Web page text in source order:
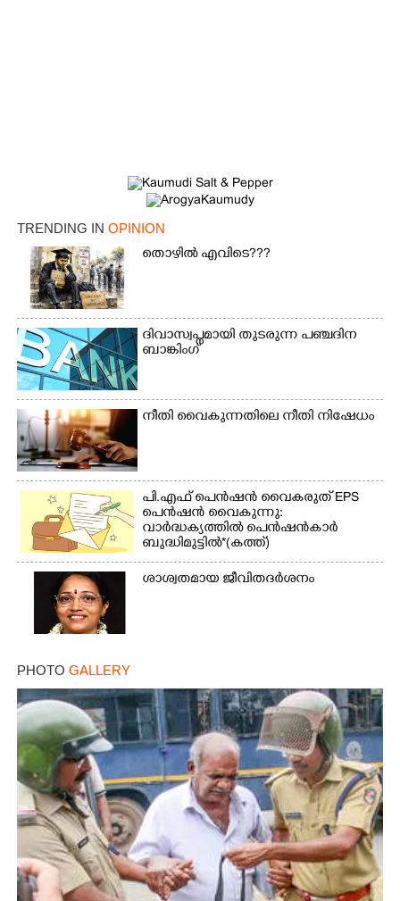
TRENDING IN OPINION
തൊഴിൽ എവിടെ???
ദിവാസ്വപ്നമായി തുടരുന്ന പഞ്ചദിന
ബാങ്കിംഗ്
നീതി വൈകുന്നതിലെ നീതി നിഷേധം
പി.എഫ് പെൻഷൻ വൈകരുത് EPS
പെൻഷൻ വൈകുന്നു:
വാർദ്ധക്യത്തിൽ പെൻഷൻകാർ
ബുദ്ധിമുട്ടിൽ*(കത്ത്)
ശാശ്വതമായ ജീവിതദർശനം
PHOTO GALLERY